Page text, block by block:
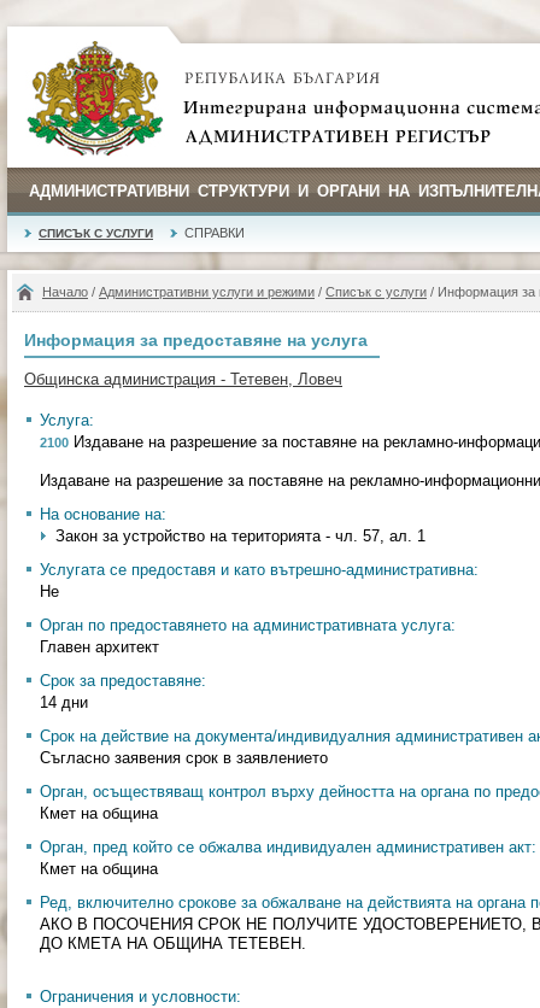
АДМИНИСТРАТИВНИ СТРУКТУРИ И ОРГАНИ НА
СПИСЪК С УСЛУГИ СПРАВКИ
Начало / Административни услуги и режими / Списък с услуги / Информация за
Информация за предоставяне на услуга
Общинска администрация - Тетевен, Ловеч
Услуга:
2100 Издаване на разрешение за поставяне на рекламно-
Издаване на разрешение за поставяне на рекламно-
На основание на:
Закон за устройство на територията - чл. 57, ал. 1
Услугата се предоставя и като вътрешно-административна:
Не
Орган по предоставянето на административната услуга:
Главен архитект
Срок за предоставяне:
14 дни
Срок на действие на документа/индивидуалния административен
Съгласно заявения срок в заявлението
Орган, осъществяващ контрол върху дейността на органа по
Кмет на община
Орган, пред който се обжалва индивидуален административен акт:
Кмет на община
Ред, включително срокове за обжалване на действията на органа
АКО В ПОСОЧЕНИЯ СРОК НЕ ПОЛУЧИТЕ УДОСТОВЕРЕНИЕТО,
ДО КМЕТА НА ОБЩИНА ТЕТЕВЕН.
Ограничения и условности: